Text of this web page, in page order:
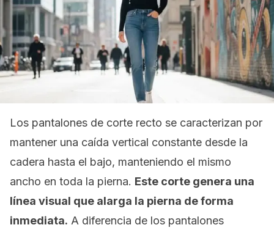
Los pantalones de corte recto se caracterizan por
mantener una caída vertical constante desde la
cadera hasta el bajo, manteniendo el mismo
ancho en toda la pierna. Este corte genera una
línea visual que alarga la pierna de forma
inmediata. A diferencia de los pantalones